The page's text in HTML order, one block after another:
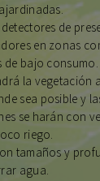
detectores de
en zonas
de bajo consumo.
la vegetación
sea posible y
se harán con
riego.
tamaños y
agua.